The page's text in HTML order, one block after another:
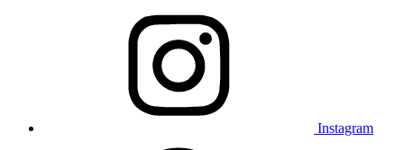
Instagram